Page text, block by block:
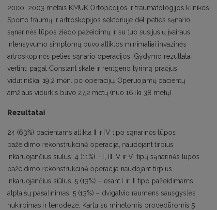
2000–2003 metais KMUK Ortopedijos ir traumatologijos klinikos
Sporto traumų ir artroskopijos sektoriuje dėl peties sąnario
sąnarinės lūpos žiedo pažeidimų ir su tuo susijusių įvairaus
intensyvumo simptomų buvo atliktos minimaliai invazinės
artroskopinės peties sąnario operacijos. Gydymo rezultatai
vertinti pagal Constant skale ir rentgeno tyrimą praėjus
vidutiniškai 19,2 mėn. po operacijų. Operuojamų pacientų
amžiaus vidurkis buvo 27,2 metų (nuo 16 iki 38 metų).
Rezultatai
24 (63%) pacientams atlikta II ir IV tipo sąnarinės lūpos
pažeidimo rekonstrukcinė operacija, naudojant tirpius
inkaruojančius siūlus, 4 (11%) – I, III, V ir VI tipų sąnarinės lūpos
pažeidimo rekonstrukcinė operacija naudojant tirpius
inkaruojančius siūlus, 5 (13%) – esant I ir III tipo pažeidimams,
atplaišų pašalinimas, 5 (13%) – dvigalvio raumens sausgyslės
nukirpimas ir tenodezė. Kartu su minėtomis procedūromis 5